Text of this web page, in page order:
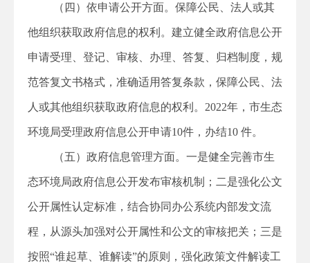
（四）依申请公开方面。保障公民、法人或其
他组织获取政府信息的权利。建立健全政府信息公开
申请受理、登记、审核、办理、答复、归档制度，规
范答复文书格式，准确适用答复条款，保障公民、法
人或其他组织获取政府信息的权利。2022年，市生态
环境局受理政府信息公开申请10件，办结10 件。
（五）政府信息管理方面。一是健全完善市生
态环境局政府信息公开发布审核机制；二是强化公文
公开属性认定标准，结合协同办公系统内部发文流
程，从源头加强对公开属性和公文的审核把关；三是
按照“谁起草、谁解读”的原则，强化政策文件解读工